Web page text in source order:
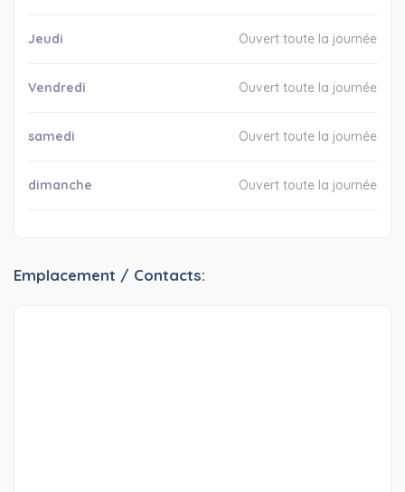
Jeudi Ouvert toute la journée
Vendredi Ouvert toute la journée
samedi Ouvert toute la journée
dimanche Ouvert toute la journée
Emplacement / Contacts: